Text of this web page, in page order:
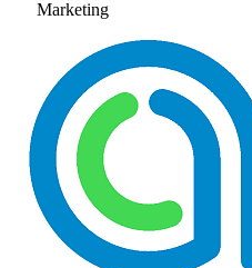
Marketing